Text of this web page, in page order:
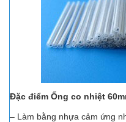
Đặc điểm Ống co nhiệt
– Làm bằng nhựa cảm ứng